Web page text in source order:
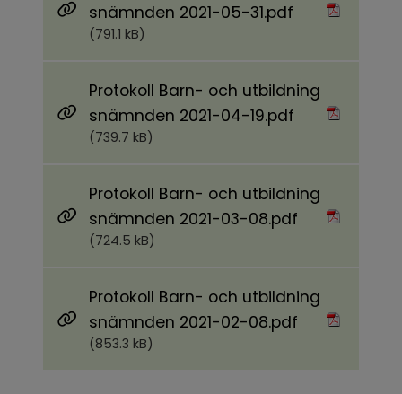
snämnden 2021-05-31.pdf Pdf, 791.1 kB.
(791.1 kB)
Protokoll Barn- och utbildning
snämnden 2021-04-19.pdf Pdf, 739.7 kB.
(739.7 kB)
Protokoll Barn- och utbildning
snämnden 2021-03-08.pdf Pdf, 724.5 kB.
(724.5 kB)
Protokoll Barn- och utbildning
snämnden 2021-02-08.pdf Pdf, 853.3 kB.
(853.3 kB)